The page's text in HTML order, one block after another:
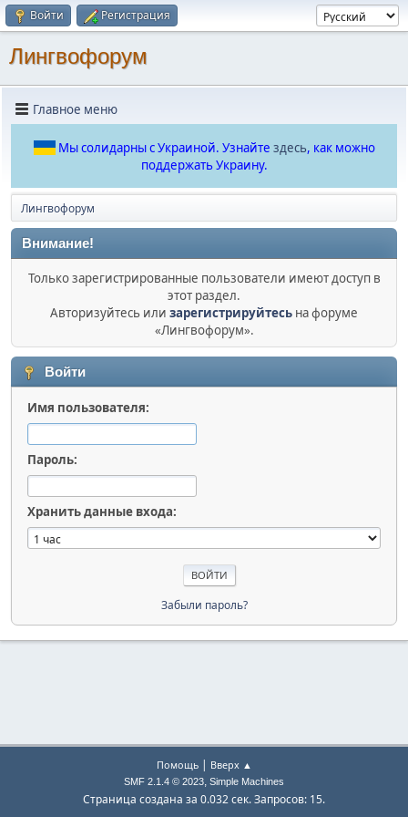
Войти Регистрация
Лингвофорум
Главное меню
Мы солидарны с Украиной. Узнайте здесь, как можно
поддержать Украину.
Лингвофорум
Внимание!
Только зарегистрированные пользователи имеют доступ в
этот раздел.
Авторизуйтесь или зарегистрируйтесь на форуме
«Лингвофорум».
Войти
Имя пользователя:
Пароль:
Хранить данные входа:
Забыли пароль?
Помощь| Вверх ▲
SMF 2.1.4 © 2023, Simple Machines
Страница создана за 0.032 сек. Запросов: 15.